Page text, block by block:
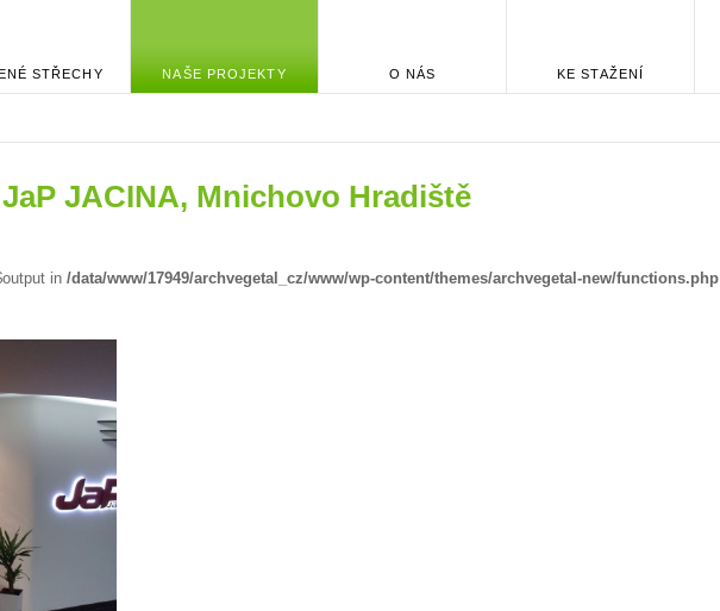
STŘECHY NAŠE PROJEKTY O NÁS KE STAŽENÍ
JACINA, Mnichovo Hradiště
in /data/www/17949/archvegetal_cz/www/wp-content/themes/archvegetal-new/functions.php